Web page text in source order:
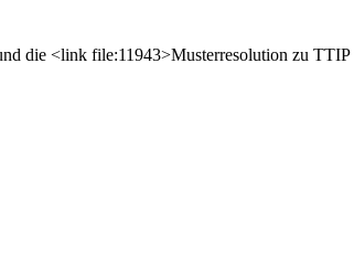
die <link file:11943>Musterresolution zu